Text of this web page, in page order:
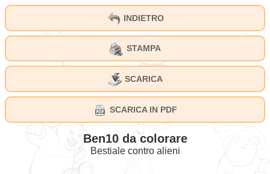
INDIETRO
STAMPA
SCARICA
SCARICA IN PDF
Ben10 da colorare
Bestiale contro alieni